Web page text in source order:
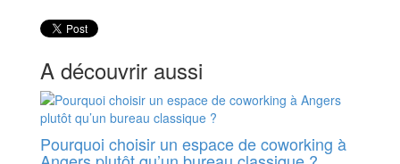
A découvrir aussi
Pourquoi choisir un espace de coworking à